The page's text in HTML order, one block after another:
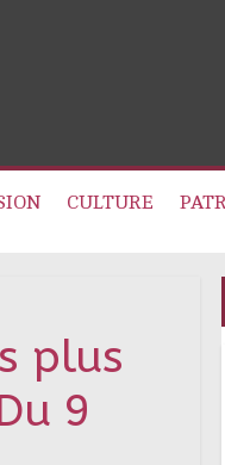
CULTURE
plus
9